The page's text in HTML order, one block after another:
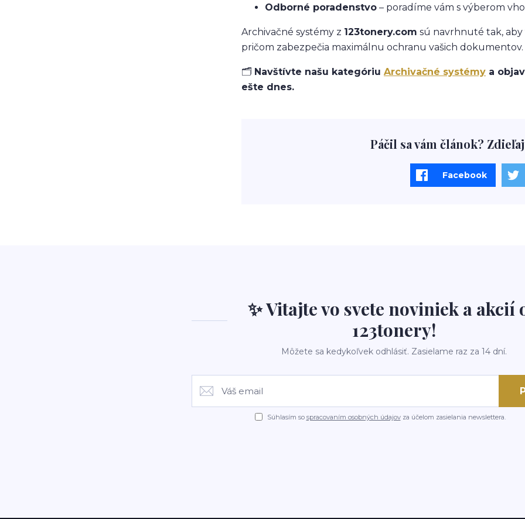
Odborné poradenstvo – poradíme vám s výberom
Archivačné systémy z 123tonery.com sú navrhnuté tak, aby
pričom zabezpečia maximálnu ochranu vašich dokumentov.
🗂️ Navštívte našu kategóriu Archivačné systémy a
ešte dnes.
Páčil sa vám článok?
Facebook
✨ Vitajte vo svete noviniek a akcií
123tonery!
Môžete sa kedykoľvek odhlásiť. Zasielame raz za 14 dní.
Súhlasím so spracovaním osobných údajovza účelom zasielania newslettera.